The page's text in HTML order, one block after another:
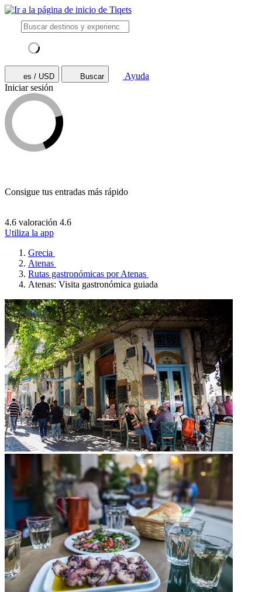
es / USD Buscar
Ayuda
Iniciar sesión
Consigue tus entradas más rápido
4.6 valoración 4.6
Utiliza la app
Grecia
Atenas
Rutas gastronómicas por Atenas
Atenas: Visita gastronómica guiada